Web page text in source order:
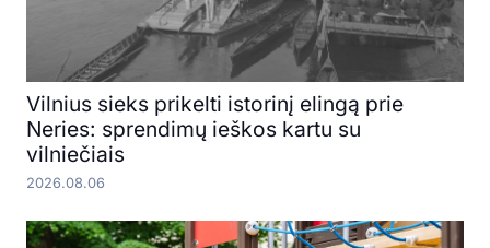
Vilnius sieks prikelti istorinį elingą prie
Neries: sprendimų ieškos kartu su
vilniečiais
2026.08.06